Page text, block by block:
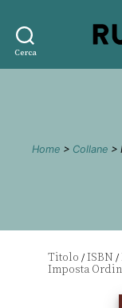
Cerca
Home > Collane >
Titolo /ISBN /